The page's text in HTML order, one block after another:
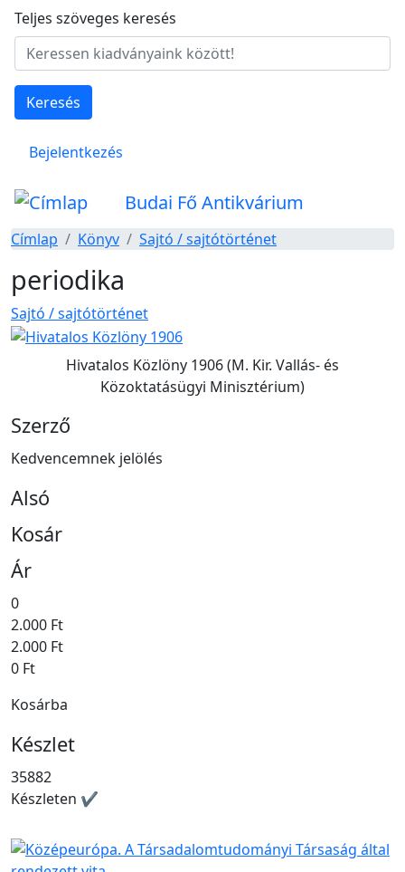
Ugrás a tartalomra
Teljes szöveges keresés
Keresés
Felhasználói fiók menüje
Bejelentkezés
Budai Fő Antikvárium
Címlap Könyv Sajtó / sajtótörténet
periodika
Sajtó / sajtótörténet
Hivatalos Közlöny 1906 (M. Kir. Vallás- és
Közoktatásügyi Minisztérium)
Szerző
Kedvencemnek jelölés
Alsó
Kosár
Ár
0
2.000 Ft
2.000 Ft
0 Ft
Kosárba
Készlet
35882
Készleten ✔